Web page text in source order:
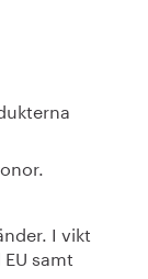
I vikt
samt